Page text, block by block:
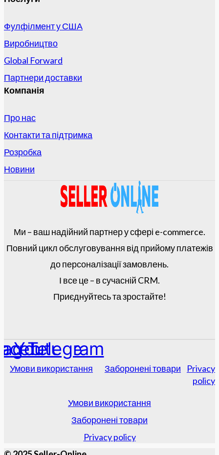
Фулфілмент у США
Виробництво
Global Forward
Партнери доставки
Компанія
Про нас
Контакти та підтримка
Розробка
Новини
Ми – ваш надійний партнер у сфері e-commerce.
Повний цикл обслуговування від прийому платежів
до персоналізації замовлень.
І все це – в сучасній CRM.
Приєднуйтесь та зростайте!
Youtube
Telegram
Умови використання Заборонені товари
Privacy
policy
Умови використання
Заборонені товари
Privacy policy